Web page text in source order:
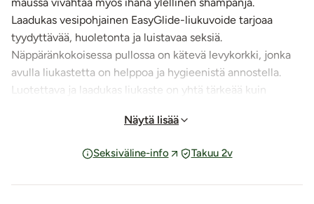
Laadukas vesipohjainen EasyGlide-liukuvoide tarjoaa
tyydyttävää, huoletonta ja luistavaa seksiä.
Näppäränkokoisessa pullossa on kätevä levykorkki, jonka
avulla liukastetta on helppoa ja hygieenistä annostella.
Luotettava ja laadukas liukaste on yhtä tärkeää kuin
niistä pehmeät
maustettu liukuvoide tuntuu ihanalta iholla ja limakalvoilla,
Näytä lisää
Seksiväline-info Takuu 2v